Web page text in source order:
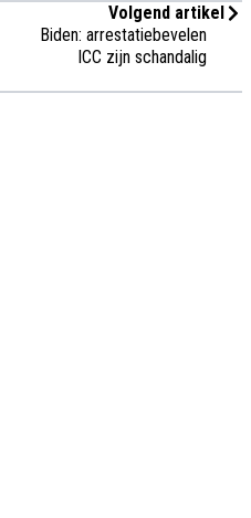
Volgend artikel
Biden: arrestatiebevelen
ICC zijn schandalig